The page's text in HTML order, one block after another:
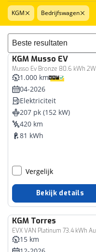
KGM Bedrijfswagen
Sorteer resultaten
KGMMusso EV
Bedrijfswagen
1.000 km
04-2026
Elektriciteit
207 pk (152 kW)
420 km
81 kWh
Vergelijk
Bekijk details
KGM Torres
EVX VAN Platinum 73.4 kWh
Bedrijfswagen
15 km